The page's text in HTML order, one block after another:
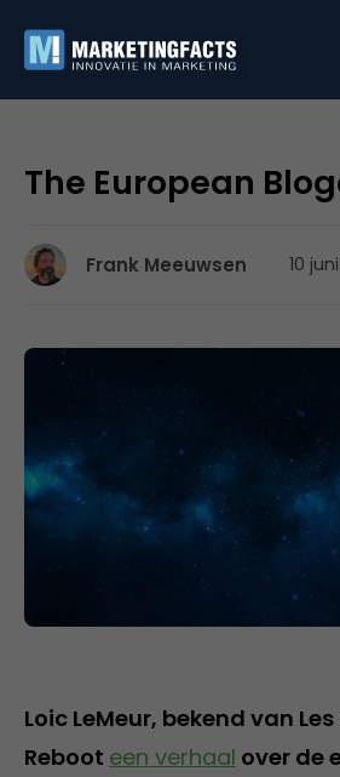
The European
Frank Meeuwsen 10
Loic LeMeur, bekend van
Reboot een verhaal over de